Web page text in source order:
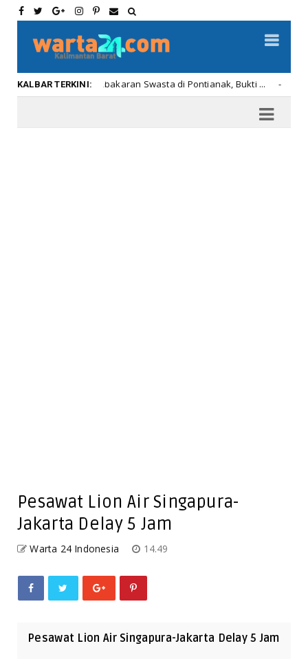
KALBAR TERKINI:
Pemadam Kebakaran Swasta di Pontianak, Bukti ... Kalbar
Pesawat Lion Air Singapura-
Jakarta Delay 5 Jam
Warta 24 Indonesia 14.49
Pesawat Lion Air Singapura-Jakarta Delay 5 Jam